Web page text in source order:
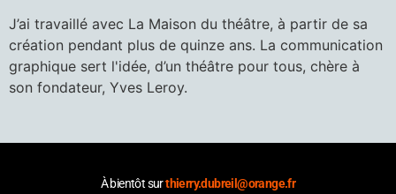
J’ai travaillé avec La Maison du théâtre, à partir de sa
création pendant plus de quinze ans. La communication
graphique sert l'idée, d’un théâtre pour tous, chère à
son fondateur, Yves Leroy.
À bientôt surthierry.dubreil@orange.fr